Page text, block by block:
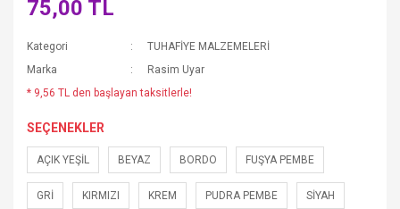
75,00 TL
Kategori
TUHAFİYE MALZEMELERİ
Marka
Rasim Uyar
* 9,56 TL den başlayan taksitlerle!
SEÇENEKLER
AÇIK YEŞİL BEYAZ BORDO FUŞYA PEMBE
GRİ KIRMIZI KREM PUDRA PEMBE SİYAH